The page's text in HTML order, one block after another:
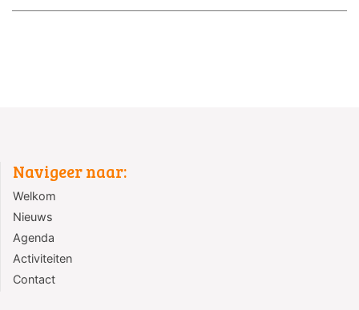
Navigeer naar:
Welkom
Nieuws
Agenda
Activiteiten
Contact